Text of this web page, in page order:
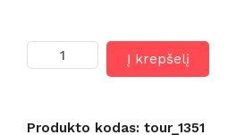
produkto
kiekis:
d.
Į krepšelį
Produkto kodas: tour_1351